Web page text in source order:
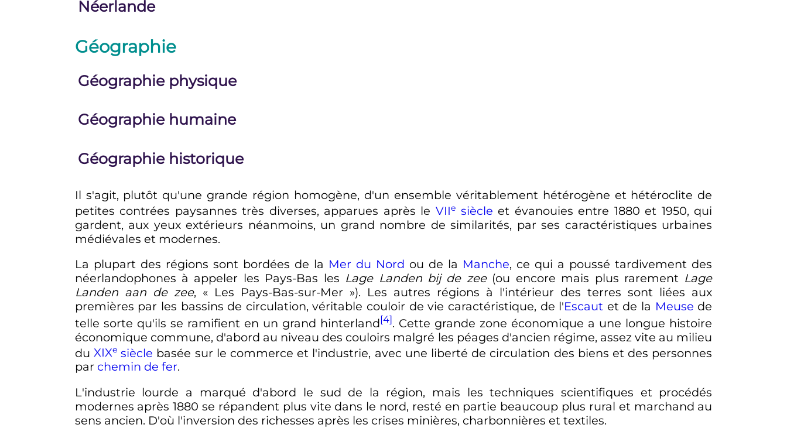
Néerlande
Géographie
Géographie physique
Géographie humaine
Géographie historique
Il s'agit, plutôt qu'une grande région homogène, d'un ensemble véritablement hétérogène et hétéroclite de
petites contrées paysannes très diverses, apparues après le VIIe siècle et évanouies entre 1880 et 1950, qui
gardent, aux yeux extérieurs néanmoins, un grand nombre de similarités, par ses caractéristiques urbaines
médiévales et modernes.
La plupart des régions sont bordées de la Mer du Nord ou de la Manche, ce qui a poussé tardivement des
néerlandophones à appeler les Pays-Bas les Lage Landen bij de zee(ou encore mais plus rarement Lage
Landen aan de zee, « Les Pays-Bas-sur-Mer »). Les autres régions à l'intérieur des terres sont liées aux
premières par les bassins de circulation, véritable couloir de vie caractéristique, de l'Escaut et de la Meuse de
telle sorte qu'ils se ramifient en un grand hinterland[4]. Cette grande zone économique a une longue histoire
économique commune, d'abord au niveau des couloirs malgré les péages d'ancien régime, assez vite au milieu
du XIXesiècle basée sur le commerce et l'industrie, avec une liberté de circulation des biens et des personnes
par chemin de fer.
L'industrie lourde a marqué d'abord le sud de la région, mais les techniques scientifiques et procédés
modernes après 1880 se répandent plus vite dans le nord, resté en partie beaucoup plus rural et marchand au
sens ancien. D'où l'inversion des richesses après les crises minières, charbonnières et textiles.